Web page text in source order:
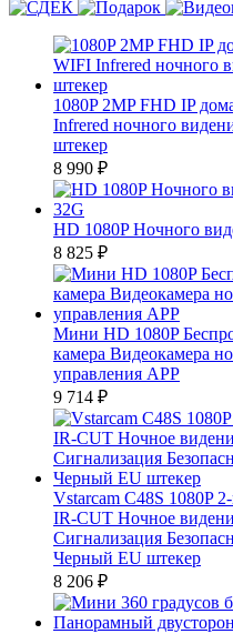
1080P 2MP FHD IP
Infrered ночного
штекер
8 990 ₽
HD 1080P Ночного
8 825 ₽
Мини HD 1080P
камера Видеокамера
управления APP
9 714 ₽
Vstarcam C48S 1080P
IR-CUT Ночное
Сигнализация
Черный EU штекер
8 206 ₽